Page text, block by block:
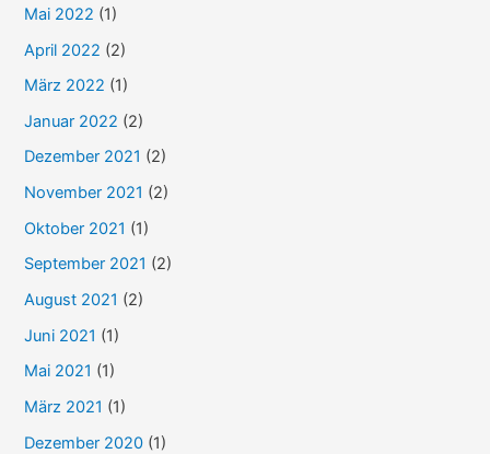
Mai 2022 (1)
April 2022 (2)
März 2022 (1)
Januar 2022 (2)
Dezember 2021 (2)
November 2021 (2)
Oktober 2021 (1)
September 2021 (2)
August 2021 (2)
Juni 2021 (1)
Mai 2021 (1)
März 2021 (1)
Dezember 2020 (1)